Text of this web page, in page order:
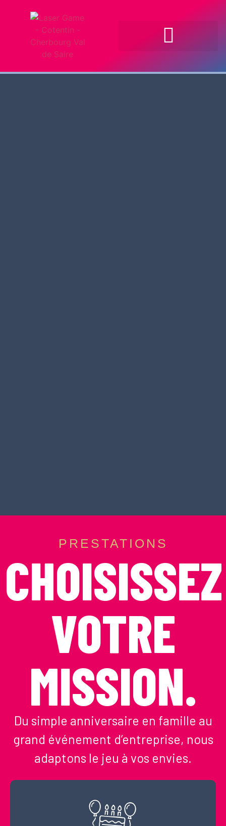
PRESTATIONS
CHOISISSEZ
VOTRE
MISSION.
Du simple anniversaire en famille au
grand événement d’entreprise, nous
adaptons le jeu à vos envies.